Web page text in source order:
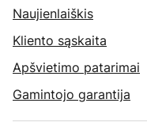
Naujienlaiškis
Kliento sąskaita
Apšvietimo patarimai
Gamintojo garantija